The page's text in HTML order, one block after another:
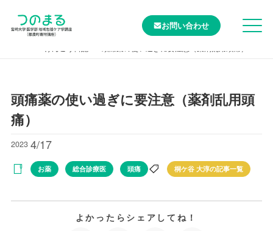
お問い合わせ
頭痛薬の使い過ぎに要注意（薬剤乱用頭
痛）
2023 4/17
お薬 総合診療医 頭痛 桐ケ谷 大淳の記事一覧
よかったらシェアしてね！